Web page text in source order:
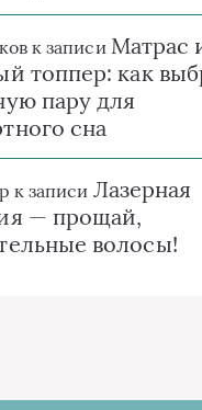
к записи Матрас
топпер: как
пару для
сна
к записи Лазерная
— прощай,
волосы!